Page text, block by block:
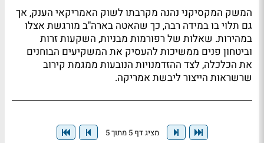
המשק המקסיקני נהנה מקרבתו לשוק האמריקאי הענק, אך
גם תלוי בו במידה רבה, כך שהאטה בארה"ב מורגשת אצלו
במהירות. שאלות של רפורמות מבניות, השקעות זרות
וביטחון פנים ממשיכות להעסיק את המשקיעים הבוחנים
את הכלכלה, לצד ההזדמנויות הנובעות ממגמת קירוב
שרשראות הייצור ליבשת אמריקה.
מציג דף 5 מתוך 5